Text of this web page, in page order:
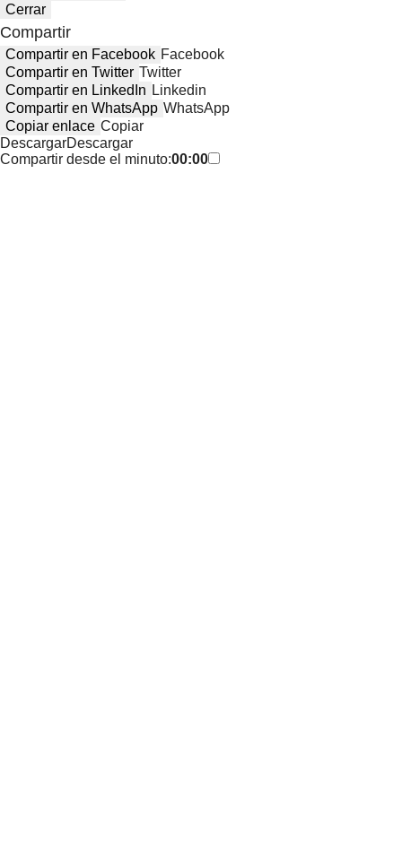
Cerrar
Compartir
Compartir en Facebook Facebook
Compartir en Twitter Twitter
Compartir en LinkedIn Linkedin
Compartir en WhatsApp WhatsApp
Copiar enlace Copiar
DescargarDescargar
Compartir desde el minuto:00:00